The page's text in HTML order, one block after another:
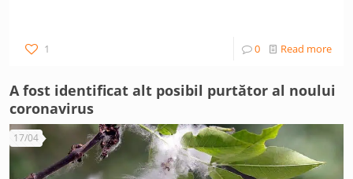
1 0 Read more
A fost identificat alt posibil purtător al noului
coronavirus
17/04